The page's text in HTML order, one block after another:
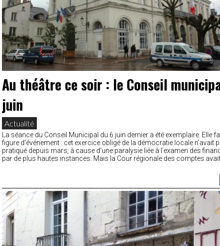
Au théâtre ce soir : le Conseil
juin
Actualité
La séance du Conseil Municipal du 6 juin dernier a été exemplaire. Elle
figure d’événement : cet exercice obligé de la démocratie locale n’avait
pratiqué depuis mars, à cause d’une paralysie liée à l’examen des
par de plus hautes instances. Mais la Cour régionale des comptes